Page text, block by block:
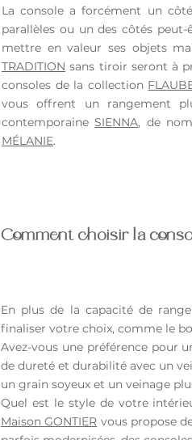
La console a forcément un
parallèles ou un des côtés
mettre en valeur ses objets
TRADITION sans tiroir seront à
consoles de la collection
vous offrent un rangement
contemporaineSIENNA, de
MÉLANIE.
Comment choisir la
En plus de la capacité de
finaliser votre choix, comme le
Avez-vous une préférence pour
de dureté et durabilité avec un
un grain soyeux et un veinage
Quel est le style de votre
Maison GONTIER vous propose